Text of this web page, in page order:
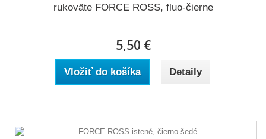
rukoväte FORCE ROSS, fluo-čierne
5,50 €
Vložiť do košíka Detaily